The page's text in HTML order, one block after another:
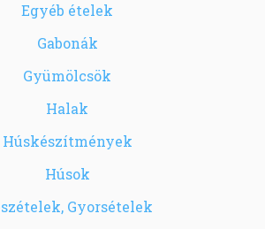
Egyéb ételek
Gabonák
Gyümölcsök
Halak
Húskészítmények
Húsok
Gyorsételek